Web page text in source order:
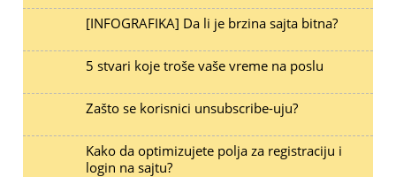
[INFOGRAFIKA] Da li je brzina sajta bitna?
5 stvari koje troše vaše vreme na poslu
Zašto se korisnici unsubscribe-uju?
Kako da optimizujete polja za registraciju i
login na sajtu?